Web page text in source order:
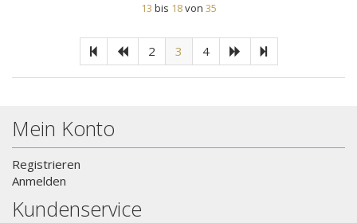
13 bis 18von 35
2 3 4
Mein Konto
Registrieren
Anmelden
Kundenservice